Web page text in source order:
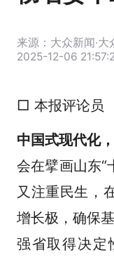
来源：大众新闻·大
2025-12-06
□ 本报评论员
中国式现代化
会在擘画山东“
又注重民生，
增长极，确保
强省取得决定